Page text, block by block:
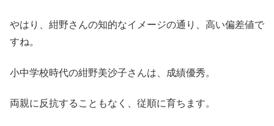
やはり、紺野さんの知的なイメージの通り、高い偏差値で
すね。
小中学校時代の紺野美沙子さんは、成績優秀。
両親に反抗することもなく、従順に育ちます。